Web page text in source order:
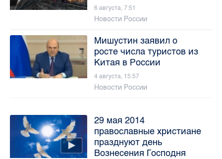
6 августа, 7:51
Новости России
Мишустин заявил о
росте числа туристов из
Китая в России
4 августа, 15:57
Новости России
29 мая 2014
православные христиане
празднуют день
Вознесения Господня